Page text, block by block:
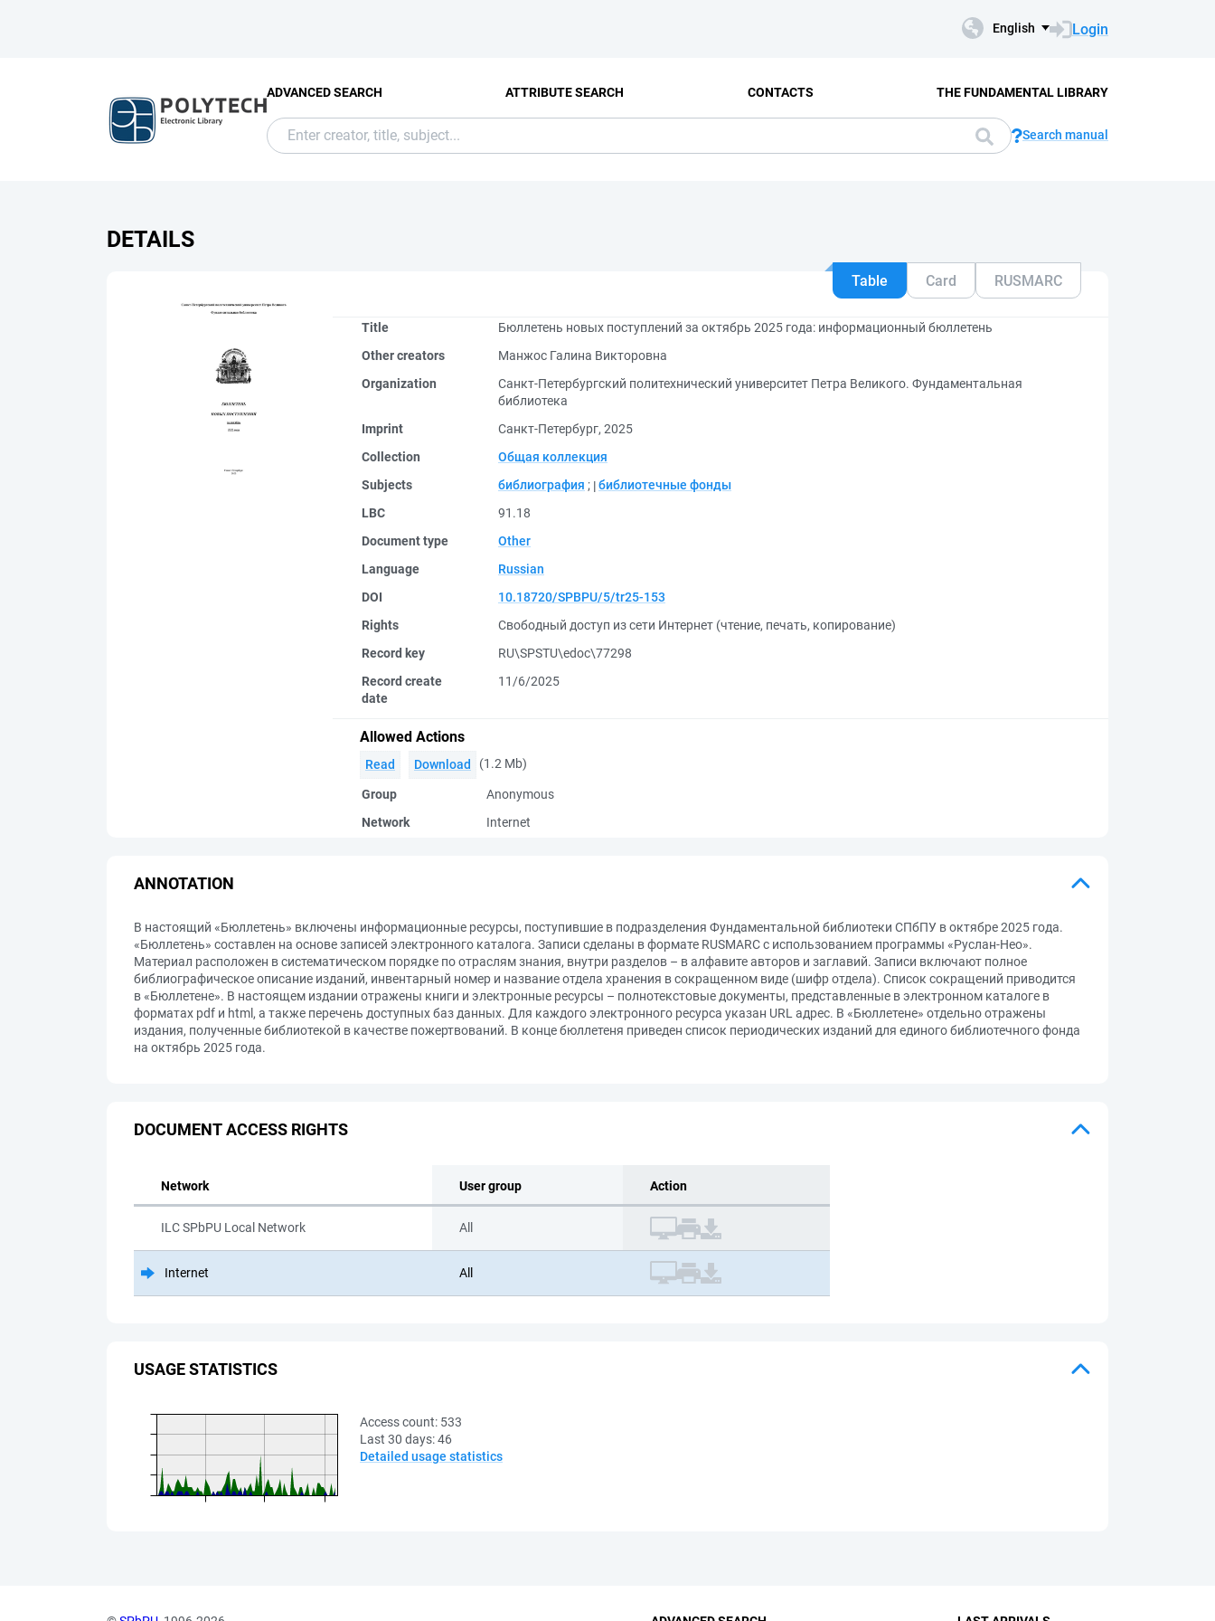
English Login
ADVANCED SEARCH ATTRIBUTE SEARCH CONTACTS THE FUNDAMENTAL LIBRARY
Search manual
DETAILS
Table Card RUSMARC
Title
Бюллетень новых поступлений за октябрь 2025 года: информационный бюллетень
Other creators
Манжос Галина Викторовна
Organization
Санкт-Петербургский политехнический университет Петра Великого. Фундаментальная
библиотека
Imprint
Санкт-Петербург, 2025
Collection
Общая коллекция
Subjects
библиография ; библиотечные фонды
LBC
91.18
Document type
Other
Language
Russian
DOI
10.18720/SPBPU/5/tr25-153
Rights
Свободный доступ из сети Интернет (чтение, печать, копирование)
Record key
RU\SPSTU\edoc\77298
Record create
date
11/6/2025
Allowed Actions
Read Download (1.2 Mb)
Group
Anonymous
Network
Internet
ANNOTATION
В настоящий «Бюллетень» включены информационные ресурсы, поступившие в подразделения Фундаментальной библиотеки СПбПУ в октябре 2025 года.
«Бюллетень» составлен на основе записей электронного каталога. Записи сделаны в формате RUSMARC с использованием программы «Руслан-Нео».
Материал расположен в систематическом порядке по отраслям знания, внутри разделов – в алфавите авторов и заглавий. Записи включают полное
библиографическое описание изданий, инвентарный номер и название отдела хранения в сокращенном виде (шифр отдела). Список сокращений приводится
в «Бюллетене». В настоящем издании отражены книги и электронные ресурсы – полнотекстовые документы, представленные в электронном каталоге в
форматах pdf и html, а также перечень доступных баз данных. Для каждого электронного ресурса указан URL адрес. В «Бюллетене» отдельно отражены
издания, полученные библиотекой в качестве пожертвований. В конце бюллетеня приведен список периодических изданий для единого библиотечного фонда
на октябрь 2025 года.
DOCUMENT ACCESS RIGHTS
Network User group Action
ILC SPbPU Local Network All
Internet All
USAGE STATISTICS
Access count: 533
Last 30 days:46
Detailed usage statistics